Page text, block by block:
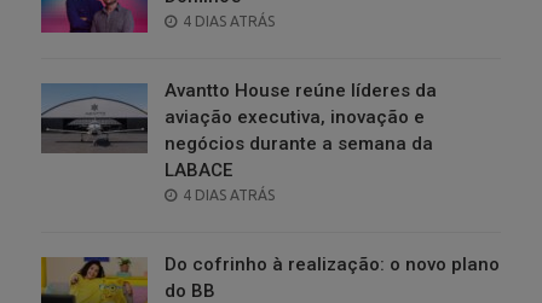
POSTED
4 DIAS ATRÁS
Avantto House reúne líderes da
aviação executiva, inovação e
negócios durante a semana da
LABACE
POSTED
4 DIAS ATRÁS
Do cofrinho à realização: o novo plano
do BB